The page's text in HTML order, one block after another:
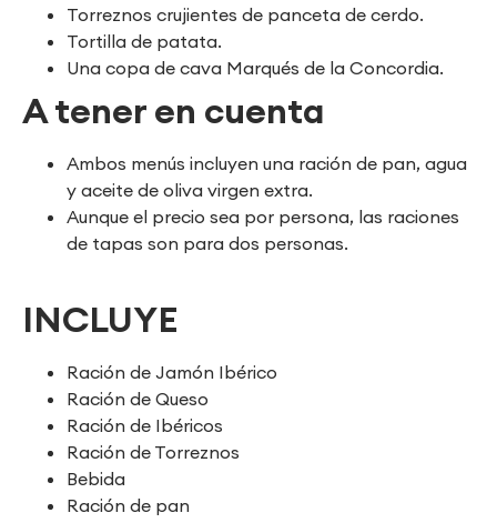
Torreznos crujientes de panceta de cerdo.
Tortilla de patata.
Una copa de cava Marqués de la Concordia.
A tener en cuenta
Ambos menús incluyen una ración de pan, agua
y aceite de oliva virgen extra.
Aunque el precio sea por persona, las raciones
de tapas son para dos personas.
INCLUYE
Ración de Jamón Ibérico
Ración de Queso
Ración de Ibéricos
Ración de Torreznos
Bebida
Ración de pan